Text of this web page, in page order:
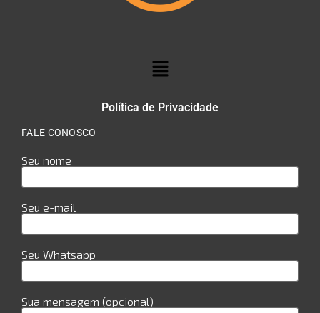
Política de Privacidade
FALE CONOSCO
Seu nome
Seu e-mail
Seu Whatsapp
Sua mensagem (opcional)